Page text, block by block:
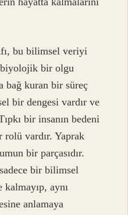
bu bilimsel veriyi
biyolojik bir olgu
bağ kuran bir süreç
bir dengesi vardır ve
bir insanın bedeni
vardır. Yaprak
bir parçasıdır.
bir bilimsel
aynı
anlamaya